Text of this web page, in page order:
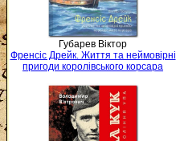
Губарев Віктор
Френсіс Дрейк. Життя та неймовірні
пригоди королівського корсара